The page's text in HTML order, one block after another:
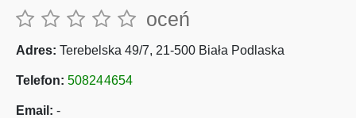
oceń
Adres: Terebelska 49/7, 21-500 Biała Podlaska
Telefon: 508244654
Email: -